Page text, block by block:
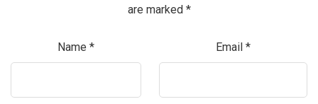
are marked *
Name * Email *